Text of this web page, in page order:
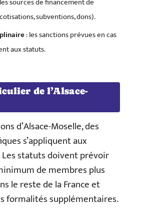
subventions, dons).
: les sanctions prévues en cas
aux statuts.
de l’Alsace-
d’Alsace-Moselle, des
s’appliquent aux
Les statuts doivent prévoir
de membres plus
le reste de la France et
formalités supplémentaires.